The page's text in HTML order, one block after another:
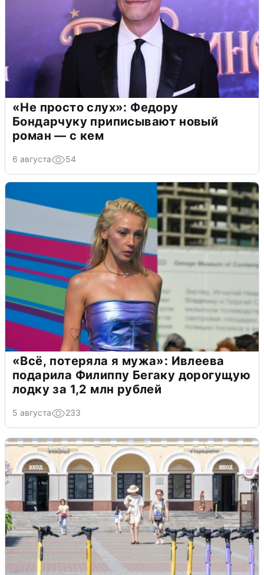
«Не просто слух»: Федору
Бондарчуку приписывают новый
роман — с кем
6 августа 54
«Всё, потеряла я мужа»: Ивлеева
подарила Филиппу Бегаку дорогущую
лодку за 1,2 млн рублей
5 августа 233